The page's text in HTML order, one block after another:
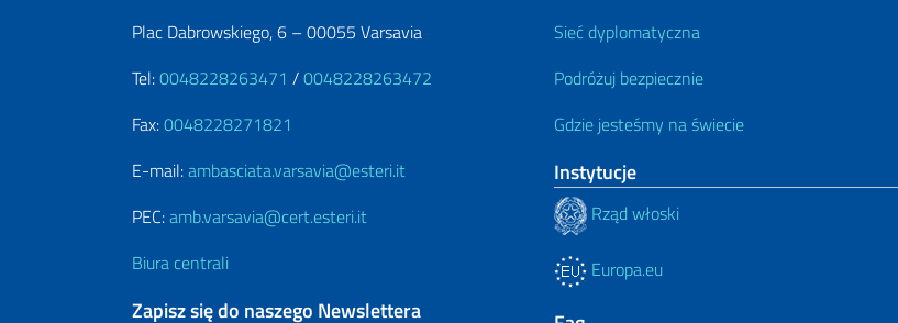
Plac Dabrowskiego, 6 – 00055 Varsavia
Tel:0048228263471 /0048228263472
Fax:0048228271821
E-mail:ambasciata.varsavia@esteri.it
PEC:amb.varsavia@cert.esteri.it
Biura centrali
Zapisz się do naszego Newslettera
Sieć dyplomatyczna
Podróżuj bezpiecznie
Gdzie jesteśmy na świecie
Instytucje
Rząd włoski
Europa.eu